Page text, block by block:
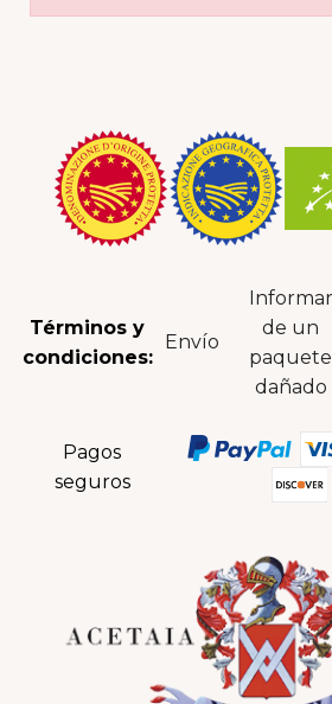
Términos y
condiciones:
Envío
Informar
de un
paquete
dañado
Pagos
seguros